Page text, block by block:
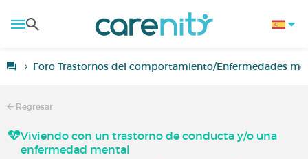
Foro Trastornos del comportamiento/Enfermedades
Regresar
Viviendo con un trastorno de conducta y/o una
enfermedad mental